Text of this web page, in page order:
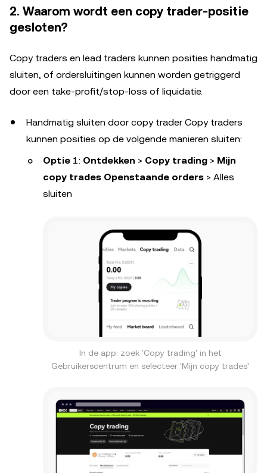
2. Waarom wordt een copy trader-positie
gesloten?
Copy traders en lead traders kunnen posities handmatig
sluiten, of ordersluitingen kunnen worden getriggerd
door een take-profit/stop-loss of liquidatie.
Handmatig sluiten door copy trader Copy traders
kunnen posities op de volgende manieren sluiten:
Optie 1: Ontdekken > Copy trading > Mijn
copy trades Openstaande orders > Alles
sluiten
In de app: zoek 'Copy trading' in het
Gebruikerscentrum en selecteer 'Mijn copy trades'